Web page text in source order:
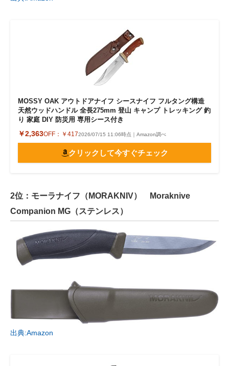
MOSSY OAK アウトドアナイフ シースナイフ フルタング構造
天然ウッドハンドル 全長275mm 登山 キャンプ トレッキング 釣
り 家庭 DIY 防災用 専用シース付き
￥2,363OFF： ￥4172026/07/15 11:06時点｜Amazon調べ
クリックして今すぐチェック
2位：モーラナイフ（MORAKNIV） Moraknive
Companion MG（ステンレス）
出典:Amazon